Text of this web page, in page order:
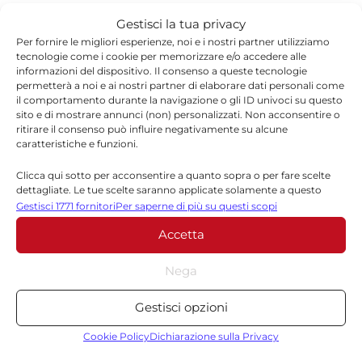
Gestisci la tua privacy
Per fornire le migliori esperienze, noi e i nostri partner utilizziamo
tecnologie come i cookie per memorizzare e/o accedere alle
informazioni del dispositivo. Il consenso a queste tecnologie
permetterà a noi e ai nostri partner di elaborare dati personali come
il comportamento durante la navigazione o gli ID univoci su questo
sito e di mostrare annunci (non) personalizzati. Non acconsentire o
ritirare il consenso può influire negativamente su alcune
caratteristiche e funzioni.
Clicca qui sotto per acconsentire a quanto sopra o per fare scelte
dettagliate. Le tue scelte saranno applicate solamente a questo
sito. È possibile modificare le impostazioni in qualsiasi momento,
compreso il ritiro del consenso, utilizzando i pulsanti della Cookie
Policy o cliccando sul pulsante di gestione del consenso nella parte
inferiore dello schermo.
Statistiche
Archiviare informazioni su dispositivo e/o accedervi, Misurare le
prestazioni degli annunci, Misurare le prestazioni dei contenuti,
Gestisci 1771 fornitoriPer saperne di più su questi scopi
Accetta
Nega
Gestisci opzioni
Cookie PolicyDichiarazione sulla Privacy
principio espresso all’articolo 28 della
Dichiarazione Universale dei Diritti Umani,
dove è chiarito che ‘ogni individuo ha diritto a
un ordine sociale e interazione nel quale i
diritti e le libertà possono essere pienamente
realizzati’.
Ordine sociale duramente a rischio a causa di
‘un’operazione militare speciale’ in Ucraina
che ha tutti i crismi della guerra con i crimini
che, in nome di essa, si commettono. Il Partito
Democratico di Ragusa, così, aderisce alla
manifestazione del 4 aprile, alla quale c’è
un’ampissima adesione”.